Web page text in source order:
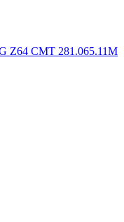
Z64 CMT 281.065.11M